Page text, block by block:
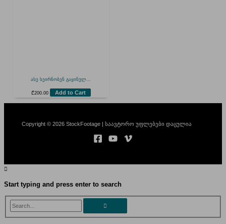
ასე სეირნობენ გაყინულ...
₾200.00 Add to Cart
Copyright © 2026 StockFootage | საავტორო უფლებები დაცულია
Start typing and press enter to search